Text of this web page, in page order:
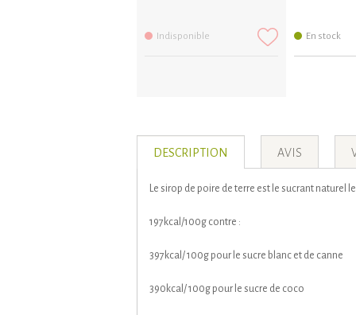
Indisponible En stock
DESCRIPTION AVIS
Le sirop de poire de terre est le sucrant
197kcal/100g contre :
397kcal/ 100g pour le sucre blanc et de canne
390kcal/ 100g pour le sucre de coco